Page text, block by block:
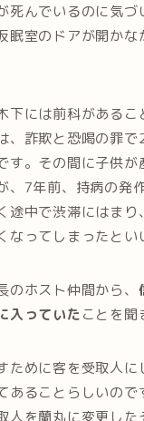
死んでいるのに気づ
眠室のドアが開かな
下には前科があるこ
、詐欺と恐喝の罪で
す。その間に子供が
、7年前、持病の発
途中で渋滞にはま
なってしまったとい
ホスト仲間から、
入っていたことを聞
ために客を受取人に
あることらしいので
人を蘭丸に変更した